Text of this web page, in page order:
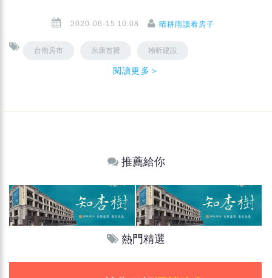
2020-06-15 10:08 晴耕雨讀看房子
台南房市 永康首贊 翰昕建設
閱讀更多＞
推薦給你
熱門精選